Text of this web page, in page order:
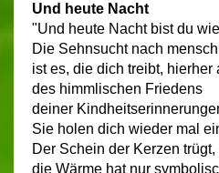
Und heute Nacht
"Und heute Nacht bist du
Die Sehnsucht nach
ist es, die dich treibt, hierher
des himmlischen Friedens
deiner
Sie holen dich wieder mal
Der Schein der Kerzen trügt,
die Wärme hat nur